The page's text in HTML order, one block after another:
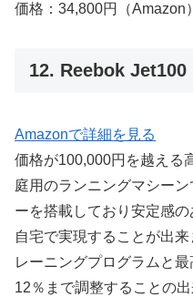
価格：34,800円（Amazon）
12. Reebok Jet100
Amazonで詳細を見る
価格が100,000円を越える
庭用のランニングマシー
ーを搭載しており安定感
自宅で実現することが出
レーニングプログラムと
12％まで調整することの